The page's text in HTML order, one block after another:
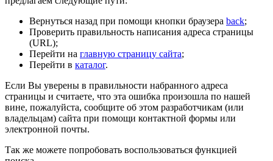
Вернуться назад при помощи кнопки браузера back;
Проверить правильность написания адреса страницы
(URL);
Перейти на главную страницу сайта;
Перейти в каталог.
Если Вы уверены в правильности набранного адреса
страницы и считаете, что эта ошибка произошла по нашей
вине, пожалуйста, сообщите об этом разработчикам (или
владельцам) сайта при помощи контактной формы или
электронной почты.
Так же можете попробовать воспользоваться функцией